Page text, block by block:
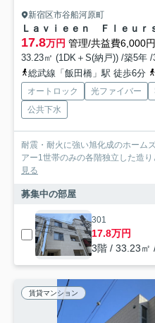
新宿区市谷船河原町
Ｌａｖｉｅｅｎ Ｆｌｅｕｒ
17.8万円 管理/共益費6,000円
33.23㎡ (1DK＋S(納戸)) /築5年 /
総武線「飯田橋」駅 徒歩6分
オートロック 光ファイバー
公共下水
耐震・耐火に強い旭化成のホーム
アー1世帯のみの各階独立した造
見る
募集中の部屋
301
17.8万円
3階 / 33.23㎡
賃貸マンション